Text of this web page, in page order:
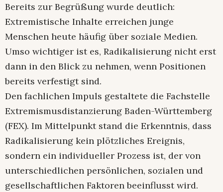
Bereits zur Begrüßung wurde deutlich:
Extremistische Inhalte erreichen junge
Menschen heute häufig über soziale Medien.
Umso wichtiger ist es, Radikalisierung nicht erst
dann in den Blick zu nehmen, wenn Positionen
bereits verfestigt sind.
Den fachlichen Impuls gestaltete die Fachstelle
Extremismusdistanzierung Baden-Württemberg
(FEX). Im Mittelpunkt stand die Erkenntnis, dass
Radikalisierung kein plötzliches Ereignis,
sondern ein individueller Prozess ist, der von
unterschiedlichen persönlichen, sozialen und
gesellschaftlichen Faktoren beeinflusst wird.